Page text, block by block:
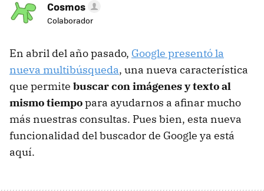
Cosmos
Colaborador
En abril del año pasado, Google presentó la
nueva multibúsqueda, una nueva característica
que permite buscar con imágenes y texto al
mismo tiempopara ayudarnos a afinar mucho
más nuestras consultas. Pues bien, esta nueva
funcionalidad del buscador de Google ya está
aquí.